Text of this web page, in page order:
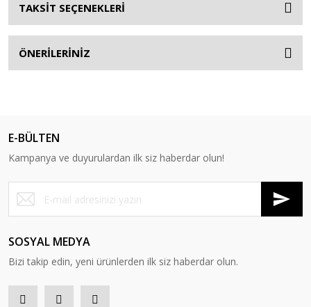
TAKSİT SEÇENEKLERİ
ÖNERİLERİNİZ
E-BÜLTEN
Kampanya ve duyurulardan ilk siz haberdar olun!
SOSYAL MEDYA
Bizi takip edin, yeni ürünlerden ilk siz haberdar olun.